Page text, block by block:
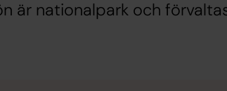
är nationalpark och